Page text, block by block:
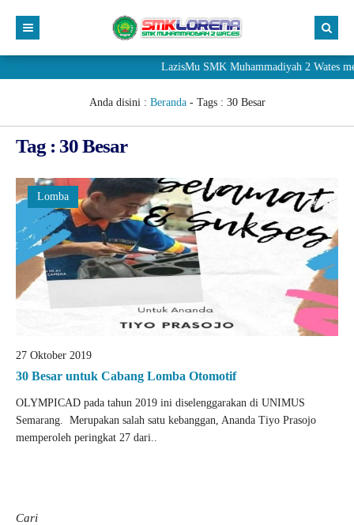
LazisMu SMK Muhammadiyah 2 Wates
Anda disini : Beranda- Tags : 30 Besar
Tag : 30 Besar
Lomba
27 Oktober 2019
30 Besar untuk Cabang Lomba Otomotif
OLYMPICAD pada tahun 2019 ini diselenggarakan di UNIMUS
Semarang. Merupakan salah satu kebanggan, Ananda Tiyo Prasojo
memperoleh peringkat 27 dari..
Cari